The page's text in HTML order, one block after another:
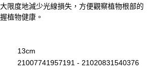
限度地減少光線損失，方便觀察植物根部的
植物健康。
13cm
21007741957191 - 21020831540376